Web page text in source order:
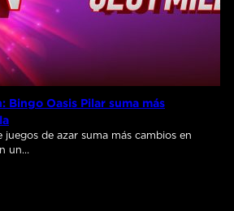
Bingo Oasis Pilar suma más
juegos de azar suma más cambios en
un…